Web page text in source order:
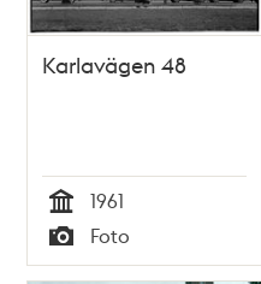
Karlavägen 48
Tid
1961
Typ
Foto